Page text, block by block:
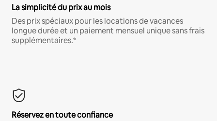
La simplicité du prix au mois
Des prix spéciaux pour les locations de vacances
longue durée et un paiement mensuel unique sans frais
supplémentaires.*
Réservez en toute confiance